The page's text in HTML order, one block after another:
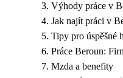
Výhody práce v
Jak najít práci v
Tipy pro úspěšné
Práce Beroun:
Mzda a benefity